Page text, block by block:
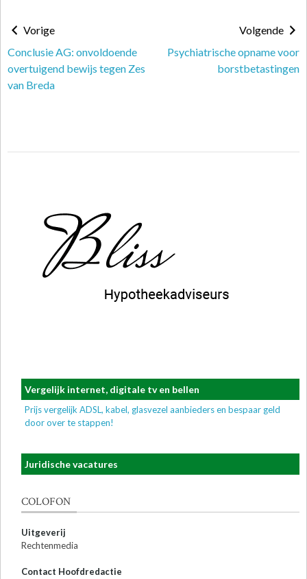
Vorige
Conclusie AG: onvoldoende
overtuigend bewijs tegen Zes
van Breda
Volgende
Psychiatrische opname voor
borstbetastingen
Vergelijk internet, digitale tv en bellen
Prijs vergelijk ADSL, kabel, glasvezel aanbieders en bespaar geld
door over te stappen!
Juridische vacatures
COLOFON
Uitgeverij
Rechtenmedia
Contact Hoofdredactie